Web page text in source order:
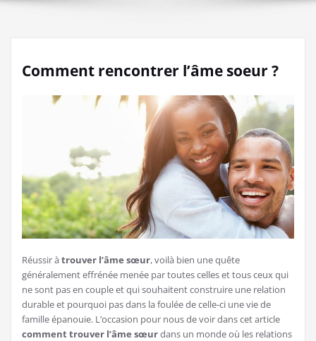
Comment rencontrer l’âme soeur ?
Réussir àtrouver l’âme sœur, voilà bien une quête
généralement effrénée menée par toutes celles et tous ceux qui
ne sont pas en couple et qui souhaitent construire une relation
durable et pourquoi pas dans la foulée de celle-ci une vie de
famille épanouie. L’occasion pour nous de voir dans cet article
comment trouver l’âme sœurdans un monde où les relations